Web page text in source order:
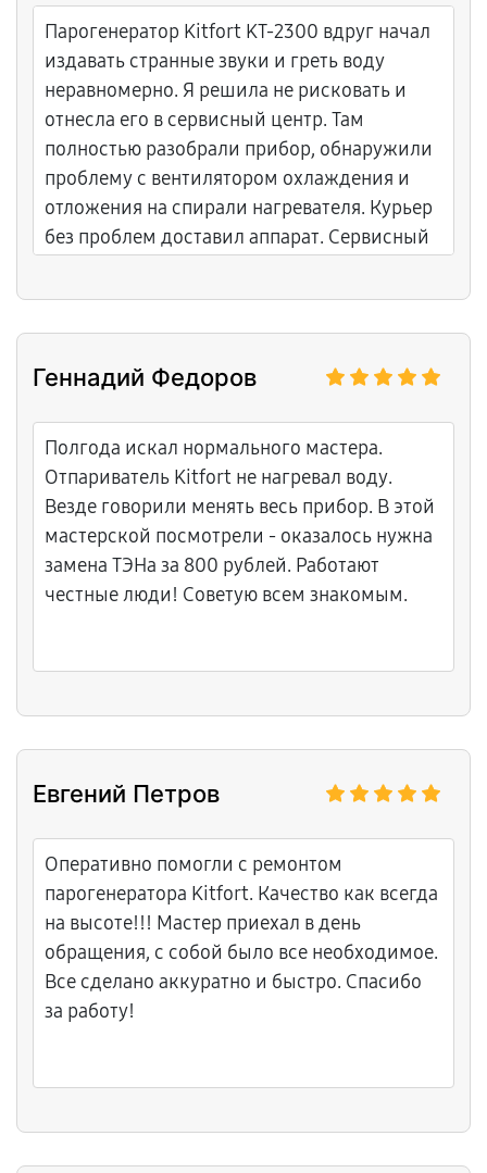
Парогенератор Kitfort KT-2300 вдруг начал
издавать странные звуки и греть воду
неравномерно. Я решила не рисковать и
отнесла его в сервисный центр. Там
полностью разобрали прибор, обнаружили
проблему с вентилятором охлаждения и
отложения на спирали нагревателя. Курьер
без проблем доставил аппарат. Сервисный
регулировку всех систем. Гарантия дана.
Геннадий Федоров
Полгода искал нормального мастера.
Отпариватель Kitfort не нагревал воду.
Везде говорили менять весь прибор. В этой
мастерской посмотрели - оказалось нужна
замена ТЭНа за 800 рублей. Работают
честные люди! Советую всем знакомым.
Евгений Петров
Оперативно помогли с ремонтом
парогенератора Kitfort. Качество как всегда
на высоте!!! Мастер приехал в день
обращения, с собой было все необходимое.
Все сделано аккуратно и быстро. Спасибо
за работу!